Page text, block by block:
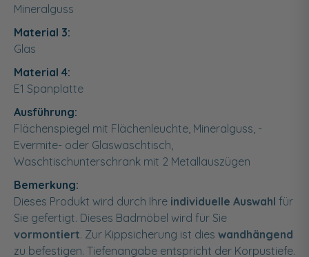
Mineralguss
Material 3:
Glas
Material 4:
E1 Spanplatte
Ausführung:
Flächenspiegel mit Flächenleuchte, Mineralguss, -
Evermite- oder Glaswaschtisch,
Waschtischunterschrank mit 2 Metallauszügen
Bemerkung:
Dieses Produkt wird durch Ihre individuelle Auswahl für
Sie gefertigt. Dieses Badmöbel wird für Sie
vormontiert. Zur Kippsicherung ist dies wandhängend
zu befestigen. Tiefenangabe entspricht der Korpustiefe.